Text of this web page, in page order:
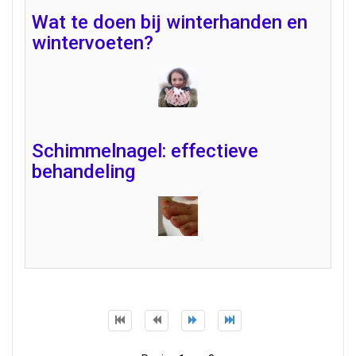
Wat te doen bij winterhanden en
wintervoeten?
Schimmelnagel: effectieve
behandeling